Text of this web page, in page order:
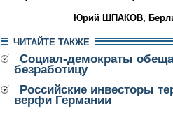
Юрий ШПАКОВ,
ЧИТАЙТЕ ТАКЖЕ
Социал-демократы
безработицу
Российские инвесторы
верфи Германии